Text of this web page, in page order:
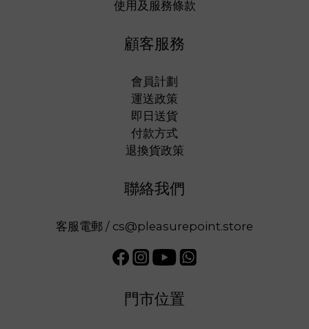
使用及服務條款
顧客服務
會員計劃
運送政策
即日送貨
付款方式
退換貨政策
聯絡我們
客服電郵 / cs@pleasurepoint.store
門市位置